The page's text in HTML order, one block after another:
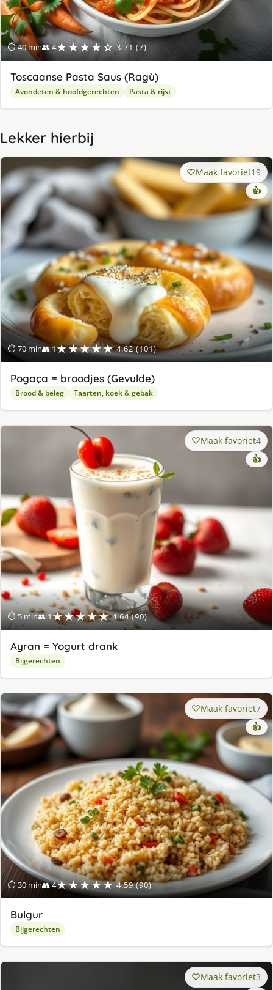
⏱ 40 min👥 4★★★★☆ 3.71 (7)
Toscaanse Pasta Saus (Ragù)
Avondeten & hoofdgerechten Pasta & rijst
Lekker hierbij
⏱ 70 min👥 1★★★★★ 4.62 (101)
Maak favoriet19
👍
Pogaça = broodjes (Gevulde)
Brood & beleg Taarten, koek & gebak
⏱ 5 min👥 1★★★★★ 4.64 (90)
Maak favoriet4
👍
Ayran = Yogurt drank
Bijgerechten
⏱ 30 min👥 4★★★★★ 4.59 (90)
Maak favoriet7
👍
Bulgur
Bijgerechten
Maak favoriet3